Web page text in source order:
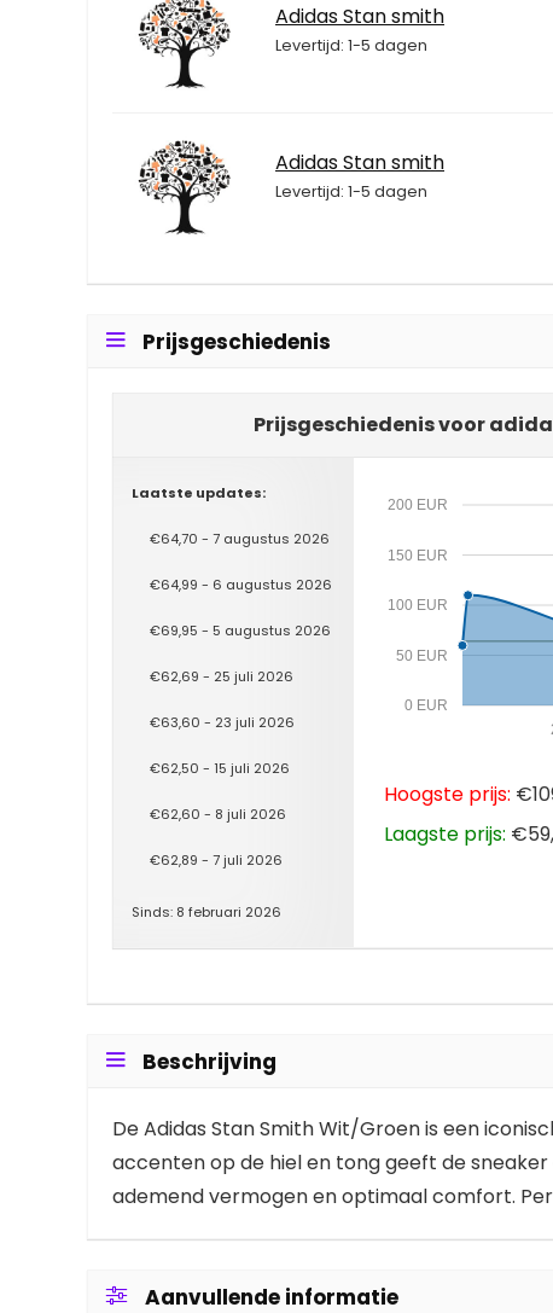
Adidas Stan smith
Levertijd: 1-5 dagen
Adidas Stan smith
Levertijd: 1-5 dagen
Prijsgeschiedenis
Prijsgeschiedenis voor
Laatste updates:
€64,70 - 7 augustus 2026
€64,99 - 6 augustus 2026
€69,95 - 5 augustus 2026
€62,69 - 25 juli 2026
€63,60 - 23 juli 2026
€62,50 - 15 juli 2026
€62,60 - 8 juli 2026
€62,89 - 7 juli 2026
Sinds: 8 februari 2026
0 EUR
50 EUR
100 EUR
150 EUR
200 EUR
Hoogste prijs:
Laagste prijs:
Beschrijving
De Adidas Stan Smith Wit/Groen is een
accenten op de hiel en tong geeft de
ademend vermogen en optimaal comfort.
Aanvullende informatie